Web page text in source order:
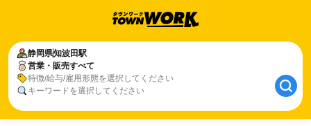
静岡県知波田駅
営業・販売すべて
特徴/給与/雇用形態を選択してください
キーワードを選択してください